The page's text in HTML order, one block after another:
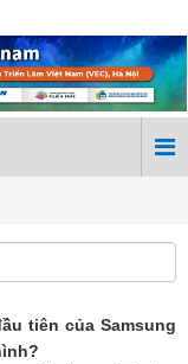
tiên của Samsung